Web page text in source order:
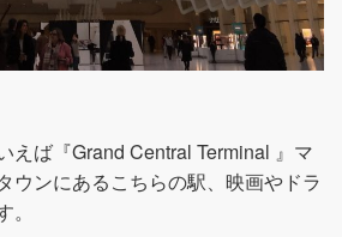
えば『Grand Central Terminal 』マ
ウンにあるこちらの駅、映画やドラ